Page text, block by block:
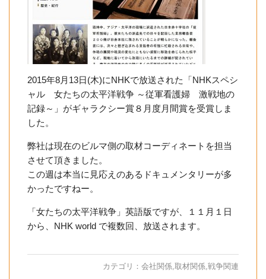
2015年8月13日(木)にNHKで放送された「NHKスペシ
ャル 女たちの太平洋戦争 ～従軍看護婦 激戦地の
記録～」がギャラクシー賞８月度月間賞を受賞しま
した。
弊社は現在のビルマ側の取材コーディネートを担当
させて頂きました。
この週は本当に見応えのあるドキュメンタリーが多
かったですねー。
「女たちの太平洋戦争」英語版ですが、１１月１日
から、NHK world で複数回、放送されます。
カテゴリ： 会社関係 取材関係 戦争関連